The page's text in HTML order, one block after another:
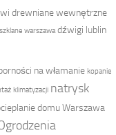
drewniane wewnętrzne
warszawa dźwigi lublin
na włamanie kopanie
klimatyzacji natrysk
domu Warszawa